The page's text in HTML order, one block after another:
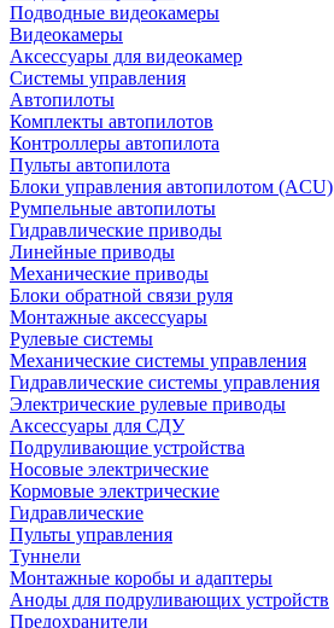
Подводные видеокамеры
Видеокамеры
Аксессуары для видеокамер
Системы управления
Автопилоты
Комплекты автопилотов
Контроллеры автопилота
Пульты автопилота
Блоки управления автопилотом (ACU)
Румпельные автопилоты
Гидравлические приводы
Линейные приводы
Механические приводы
Блоки обратной связи руля
Монтажные аксессуары
Рулевые системы
Механические системы управления
Гидравлические системы управления
Электрические рулевые приводы
Аксессуары для СДУ
Подруливающие устройства
Носовые электрические
Кормовые электрические
Гидравлические
Пульты управления
Туннели
Монтажные коробы и адаптеры
Аноды для подруливающих устройств
Предохранители